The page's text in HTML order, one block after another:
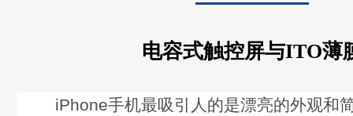
电容式触控屏与ITO薄
iPhone手机最吸引人的是漂亮的外观和